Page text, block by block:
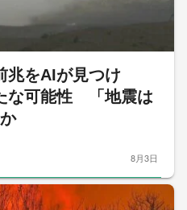
兆をAIが見つけ
な可能性 「地震は
8月3日